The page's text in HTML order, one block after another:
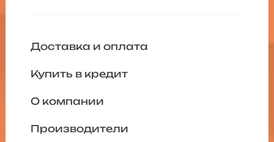
Доставка и оплата
Купить в кредит
О компании
Производители